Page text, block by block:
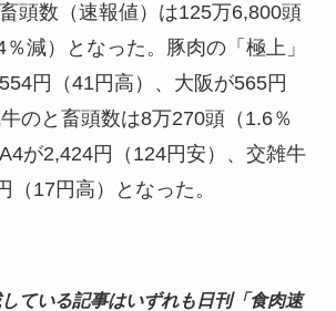
頭数（速報値）は125万6,800頭
％減）となった。豚肉の「極上」
円（41円高）、大阪が565円
牛のと畜頭数は8万270頭（1.6％
が2,424円（124円安）、交雑牛
（17円高）となった。
ている記事はいずれも日刊「食肉速